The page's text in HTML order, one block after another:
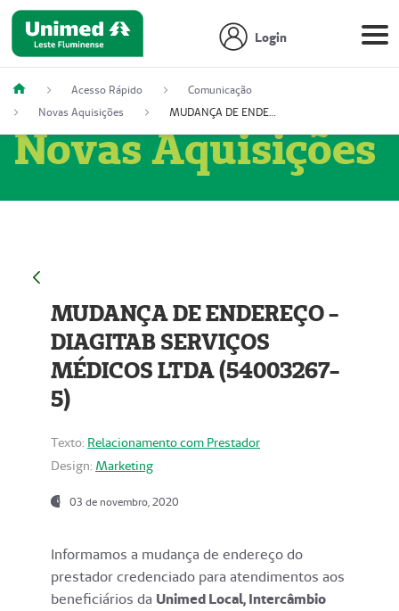
Login
Acesso Rápido
Comunicação
Novas Aquisições
MUDANÇA DE ENDEREÇO - DIAGITAB SERVIÇOS MÉDICOS LTDA (54003267-5)
Novas Aquisições
MUDANÇA DE ENDEREÇO -
DIAGITAB SERVIÇOS
MÉDICOS LTDA (54003267-
5)
Texto: Relacionamento com Prestador
Design: Marketing
03 de novembro, 2020
Informamos a mudança de endereço do
prestador credenciado para atendimentos aos
beneficiários da Unimed Local, Intercâmbio